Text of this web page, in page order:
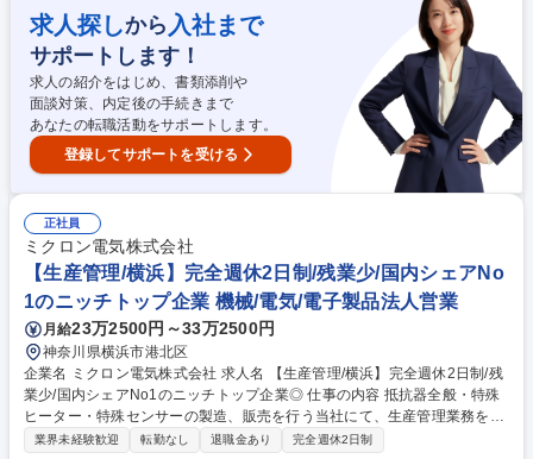
最適化検討 ■運転および品質安定化検討 募集職種 【北九州】化学プラン
ト製造技術★年間休日125日-三菱ケミカルG-【Web面接可】
求人探しから 入社まで
サポートします！
求人の紹介をはじめ、書類添削や
面談対策、内定後の手続きまで
あなたの転職活動をサポートします。
登録してサポートを受ける
正社員
ミクロン電気株式会社
【生産管理/横浜】完全週休2日制/残業少/国内シェアNo
1のニッチトップ企業 機械/電気/電子製品法人営業
月給23万2500円～33万2500円
神奈川県横浜市港北区
企業名 ミクロン電気株式会社 求人名 【生産管理/横浜】完全週休2日制/残
業少/国内シェアNo1のニッチトップ企業◎ 仕事の内容 抵抗器全般・特殊
ヒーター・特殊センサーの製造、販売を行う当社にて、生産管理業務を担
当します。課題の改善や、ラインの生産計画・進捗管理のサポート、在庫/
業界未経験歓迎 転勤なし 退職金あり 完全週休2日制